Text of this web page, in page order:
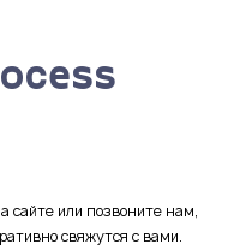
сайте или позвоните нам,
свяжутся с вами.